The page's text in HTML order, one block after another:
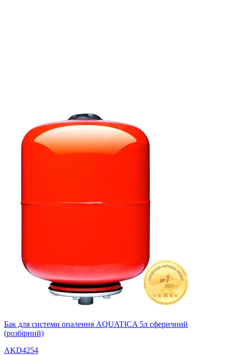
Бак для системи опалення AQUATICA 5л сферичний
(розбірний)
AKD4254